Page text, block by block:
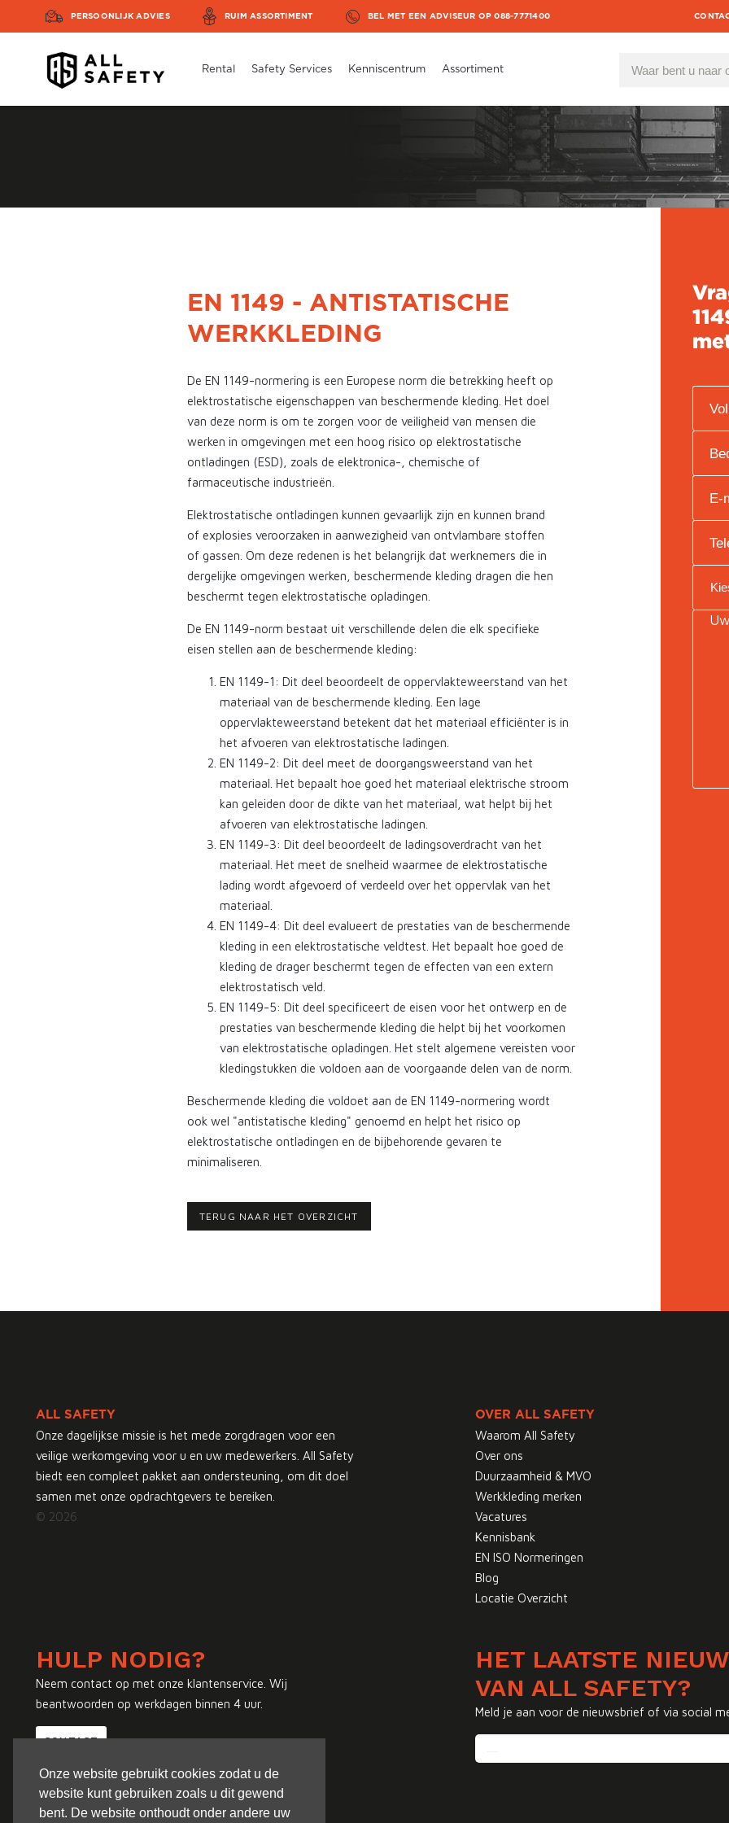
Onze website gebruikt cookies zodat u de
website kunt gebruiken zoals u dit gewend
bent. De website onthoudt onder andere uw
PERSOONLIJK ADVIES RUIM ASSORTIMENT BEL MET EEN ADVISEUR OP 088-7771400
Rental Safety Services Kenniscentrum Assortiment
EN 1149 - ANTISTATISCHE
WERKKLEDING
De EN 1149-normering is een Europese norm die betrekking heeft op
elektrostatische eigenschappen van beschermende kleding. Het doel
van deze norm is om te zorgen voor de veiligheid van mensen die
werken in omgevingen met een hoog risico op elektrostatische
ontladingen (ESD), zoals de elektronica-, chemische of
farmaceutische industrieën.
Elektrostatische ontladingen kunnen gevaarlijk zijn en kunnen brand
of explosies veroorzaken in aanwezigheid van ontvlambare stoffen
of gassen. Om deze redenen is het belangrijk dat werknemers die in
dergelijke omgevingen werken, beschermende kleding dragen die hen
beschermt tegen elektrostatische opladingen.
De EN 1149-norm bestaat uit verschillende delen die elk specifieke
eisen stellen aan de beschermende kleding:
EN 1149-1: Dit deel beoordeelt de oppervlakteweerstand van het
materiaal van de beschermende kleding. Een lage
oppervlakteweerstand betekent dat het materiaal efficiënter is in
het afvoeren van elektrostatische ladingen.
EN 1149-2: Dit deel meet de doorgangsweerstand van het
materiaal. Het bepaalt hoe goed het materiaal elektrische stroom
kan geleiden door de dikte van het materiaal, wat helpt bij het
afvoeren van elektrostatische ladingen.
EN 1149-3: Dit deel beoordeelt de ladingsoverdracht van het
materiaal. Het meet de snelheid waarmee de elektrostatische
lading wordt afgevoerd of verdeeld over het oppervlak van het
materiaal.
EN 1149-4: Dit deel evalueert de prestaties van de beschermende
kleding in een elektrostatische veldtest. Het bepaalt hoe goed de
kleding de drager beschermt tegen de effecten van een extern
elektrostatisch veld.
EN 1149-5: Dit deel specificeert de eisen voor het ontwerp en de
prestaties van beschermende kleding die helpt bij het voorkomen
van elektrostatische opladingen. Het stelt algemene vereisten voor
kledingstukken die voldoen aan de voorgaande delen van de norm.
Beschermende kleding die voldoet aan de EN 1149-normering wordt
ook wel "antistatische kleding" genoemd en helpt het risico op
elektrostatische ontladingen en de bijbehorende gevaren te
minimaliseren.
TERUG NAAR HET OVERZICHT
ALL SAFETY
Onze dagelijkse missie is het mede zorgdragen voor een
veilige werkomgeving voor u en uw medewerkers. All Safety
biedt een compleet pakket aan ondersteuning, om dit doel
samen met onze opdrachtgevers te bereiken.
© 2026
OVER ALL SAFETY
Waarom All Safety
Over ons
Duurzaamheid & MVO
Werkkleding merken
Vacatures
Kennisbank
EN ISO Normeringen
Blog
Locatie Overzicht
HULP NODIG?
Neem contact op met onze klantenservice. Wij
beantwoorden op werkdagen binnen 4 uur.
CONTACT
HET LAATSTE
VAN ALL SAFETY?
Meld je aan voor de nieuwsbrief of via social